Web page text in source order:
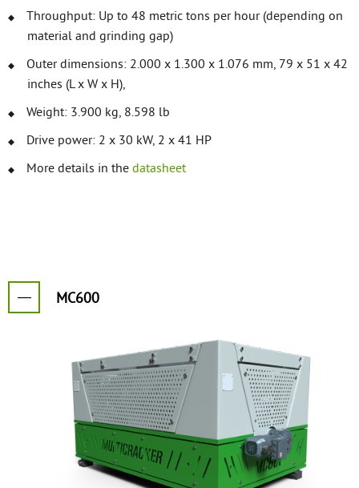
Throughput: Up to 48 metric tons per hour (depending on
material and grinding gap)
Outer dimensions: 2.000 x 1.300 x 1.076 mm, 79 x 51 x 42
inches (L x W x H),
Weight: 3.900 kg, 8.598 lb
Drive power: 2 x 30 kW, 2 x 41 HP
More details in the datasheet
MC600